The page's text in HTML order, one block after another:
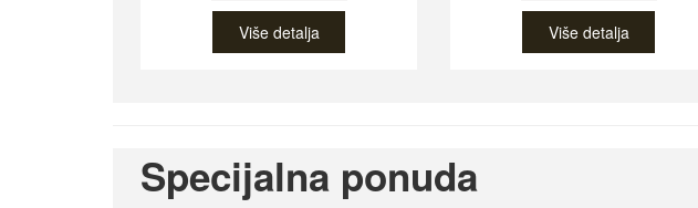
Više detalja Više detalja
Specijalna ponuda